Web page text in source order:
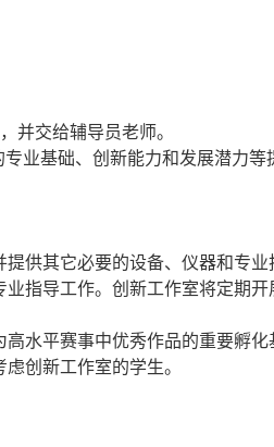
并交给辅导员老师。
业基础、创新能力和发展潜力
供其它必要的设备、仪器和专业
指导工作。创新工作室将定期开
水平赛事中优秀作品的重要孵化
虑创新工作室的学生。